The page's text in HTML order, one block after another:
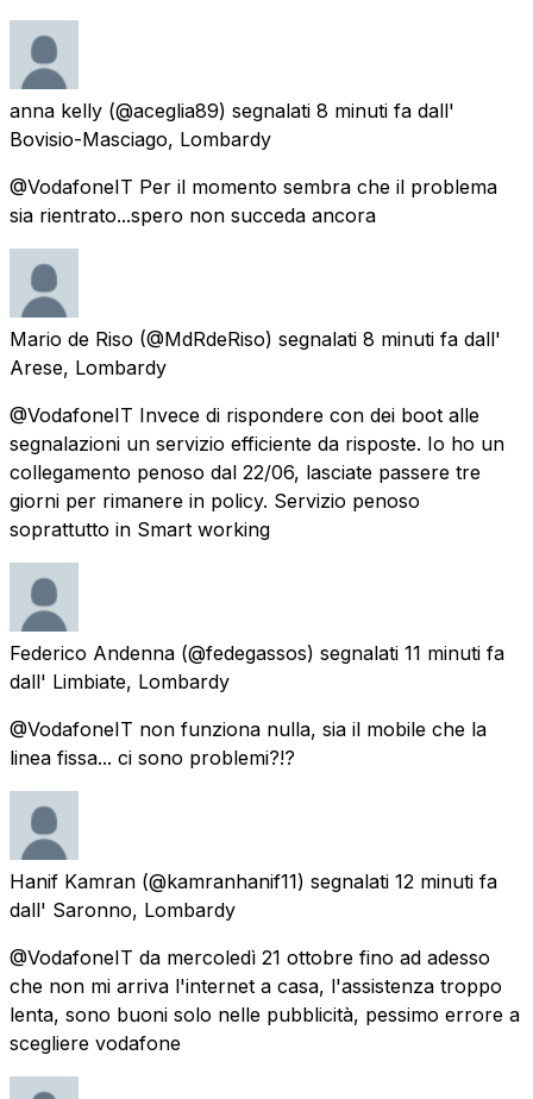
anna kelly (@aceglia89) segnalati 8 minuti fa dall'
Bovisio-Masciago, Lombardy
@VodafoneIT Per il momento sembra che il problema
sia rientrato...spero non succeda ancora
Mario de Riso (@MdRdeRiso) segnalati 8 minuti fa dall'
Arese, Lombardy
@VodafoneIT Invece di rispondere con dei boot alle
segnalazioni un servizio efficiente da risposte. Io ho un
collegamento penoso dal 22/06, lasciate passere tre
giorni per rimanere in policy. Servizio penoso
soprattutto in Smart working
Federico Andenna (@fedegassos) segnalati 11 minuti fa
dall' Limbiate, Lombardy
@VodafoneIT non funziona nulla, sia il mobile che la
linea fissa... ci sono problemi?!?
Hanif Kamran (@kamranhanif11) segnalati 12 minuti fa
dall' Saronno, Lombardy
@VodafoneIT da mercoledì 21 ottobre fino ad adesso
che non mi arriva l'internet a casa, l'assistenza troppo
lenta, sono buoni solo nelle pubblicità, pessimo errore a
scegliere vodafone